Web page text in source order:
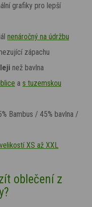
grafiky pro lepší
nenáročný na údržbu
zápachu
než bavlna
a s tuzemskou
Bambus / 45% bavlna /
XS až XXL
oblečení z